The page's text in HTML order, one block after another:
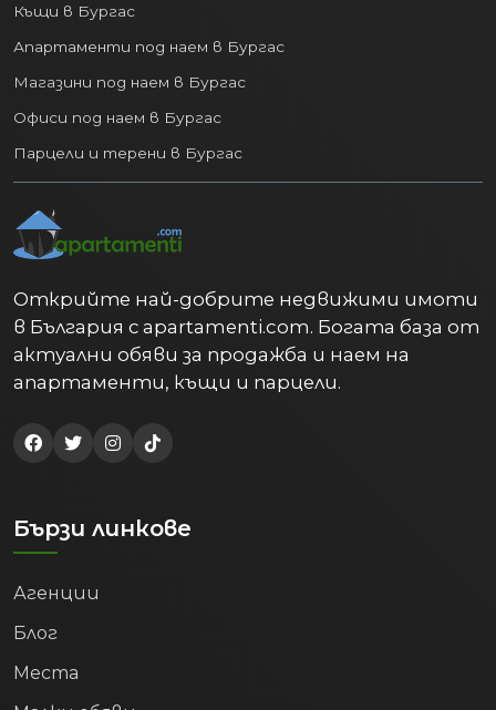
Къщи в Бургас
Апартаменти под наем в Бургас
Магазини под наем в Бургас
Офиси под наем в Бургас
Парцели и терени в Бургас
Открийте най-добрите недвижими имоти
в България с apartamenti.com. Богата база от
актуални обяви за продажба и наем на
апартаменти, къщи и парцели.
Бързи линкове
Агенции
Блог
Места